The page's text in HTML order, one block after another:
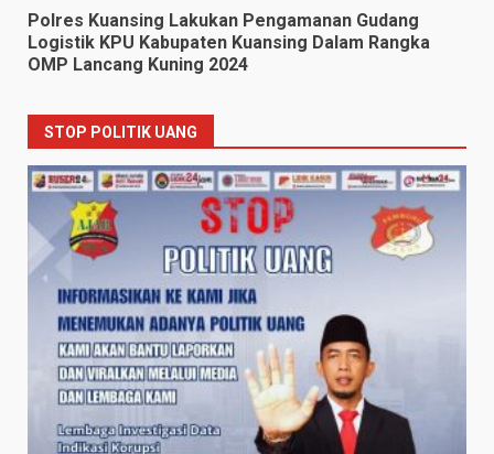
Polres Kuansing Lakukan Pengamanan Gudang
Logistik KPU Kabupaten Kuansing Dalam Rangka
OMP Lancang Kuning 2024
STOP POLITIK UANG